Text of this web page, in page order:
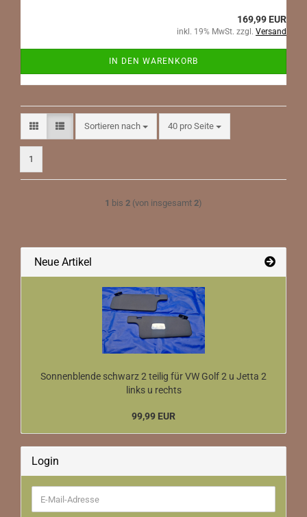
169,99 EUR
inkl. 19% MwSt. zzgl. Versand
IN DEN WARENKORB
Sortieren nach
Sortieren nach 40 pro Seite
pro Seite
1
1 bis 2 (von insgesamt 2)
Neue Artikel
Sonnenblende schwarz 2 teilig für VW Golf 2 u Jetta 2
links u rechts
99,99 EUR
Login
E-
Mail-